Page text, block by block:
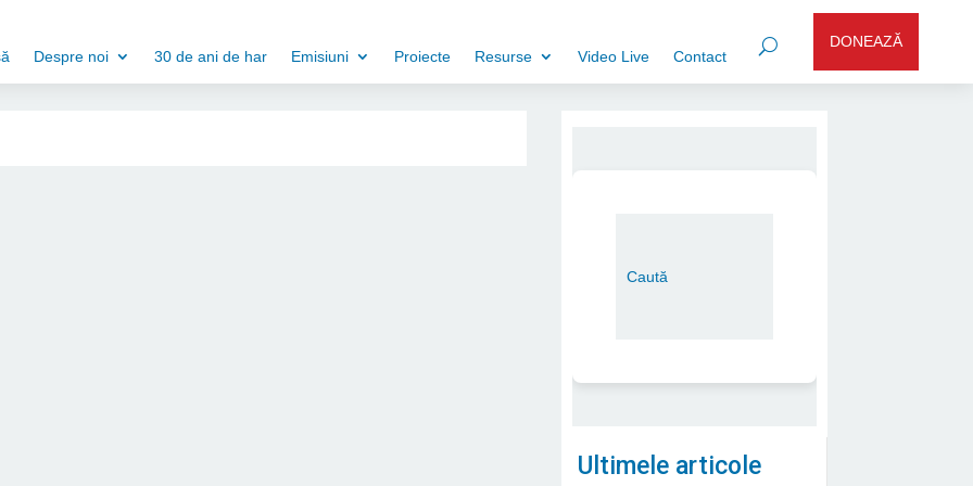
Despre noi 30 de ani de har Emisiuni Proiecte Resurse Video Live Contact
DONEAZĂ
Ultimele articole